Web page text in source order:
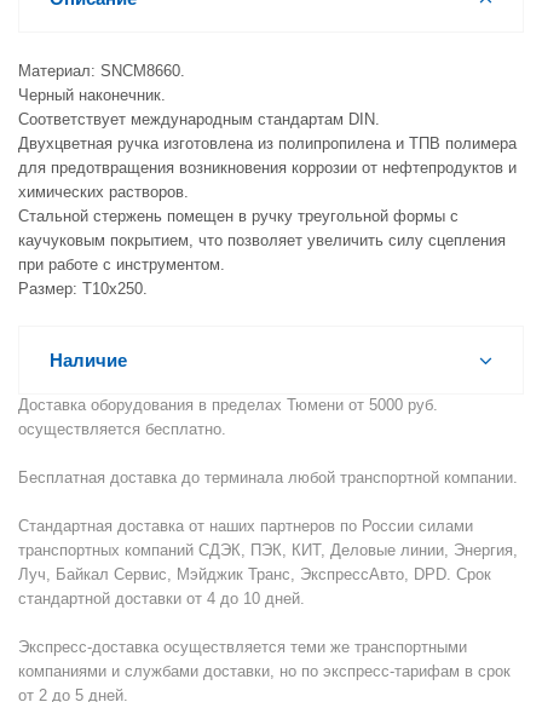
Материал: SNCM8660.
Черный наконечник.
Соответствует международным стандартам DIN.
Двухцветная ручка изготовлена из полипропилена и ТПВ полимера
для предотвращения возникновения коррозии от нефтепродуктов и
химических растворов.
Стальной стержень помещен в ручку треугольной формы с
каучуковым покрытием, что позволяет увеличить силу сцепления
при работе с инструментом.
Размер: Т10х250.
Наличие
Доставка оборудования в пределах Тюмени от 5000 руб.
осуществляется бесплатно.
Бесплатная доставка до терминала любой транспортной компании.
Стандартная доставка от наших партнеров по России силами
транспортных компаний СДЭК, ПЭК, КИТ, Деловые линии, Энергия,
Луч, Байкал Сервис, Мэйджик Транс, ЭкспрессАвто, DPD. Срок
стандартной доставки от 4 до 10 дней.
Экспресс-доставка осуществляется теми же транспортными
компаниями и службами доставки, но по экспресс-тарифам в срок
от 2 до 5 дней.